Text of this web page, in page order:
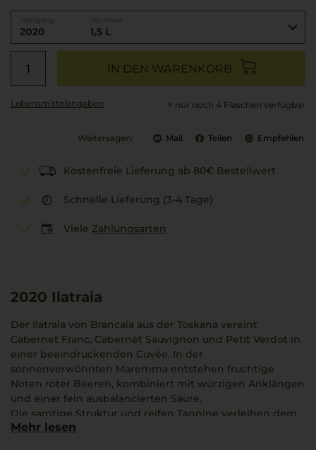
2020 1,5 L
IN DEN WARENKORB
Lebensmittel­angaben nur noch 4 Flaschen verfügbar
Weitersagen: Mail Teilen Empfehlen
Kostenfreie Lieferung ab 80€ Bestellwert
Schnelle Lieferung (3-4 Tage)
Viele Zahlungsarten
2020 Ilatraia
Der Ilatraia von Brancaia aus der Toskana vereint
Cabernet Franc, Cabernet Sauvignon und Petit Verdot in
einer beeindruckenden Cuvée. In der
sonnenverwöhnten Maremma entstehen fruchtige
Noten roter Beeren, kombiniert mit würzigen Anklängen
und einer fein ausbalancierten Säure.
Die samtige Struktur und reifen Tannine verleihen dem
Wein eine lebendige Harmonie, die gut zu roten
Mehr lesen